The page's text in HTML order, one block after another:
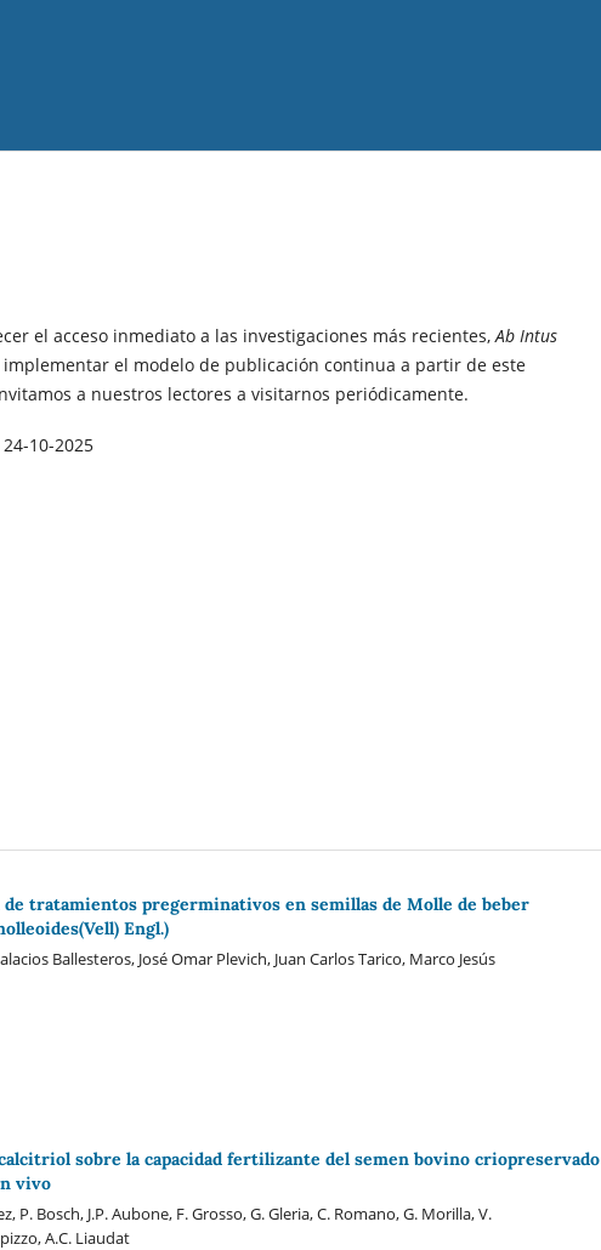
el acceso inmediato a las investigaciones más recientes,Ab Intus
implementar el modelo de publicación continua a partir de este
a nuestros lectores a visitarnos periódicamente.
24-10-2025
de tratamientos pregerminativos en semillas de Molle de beber
Engl.)
Ballesteros, José Omar Plevich, Juan Carlos Tarico, Marco Jesús
sobre la capacidad fertilizante del semen bovino criopreservado
vivo
P. Bosch, J.P. Aubone, F. Grosso, G. Gleria, C. Romano, G. Morilla, V.
A.C. Liaudat